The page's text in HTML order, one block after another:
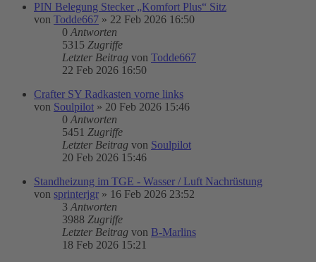
PIN Belegung Stecker „Komfort Plus“ Sitz
von Todde667 » 22 Feb 2026 16:50
0 Antworten
5315 Zugriffe
Letzter Beitrag von Todde667
22 Feb 2026 16:50
Crafter SY Radkasten vorne links
von Soulpilot » 20 Feb 2026 15:46
0 Antworten
5451 Zugriffe
Letzter Beitrag von Soulpilot
20 Feb 2026 15:46
Standheizung im TGE - Wasser / Luft Nachrüstung
von sprinterjgr » 16 Feb 2026 23:52
3 Antworten
3988 Zugriffe
Letzter Beitrag von B-Marlins
18 Feb 2026 15:21